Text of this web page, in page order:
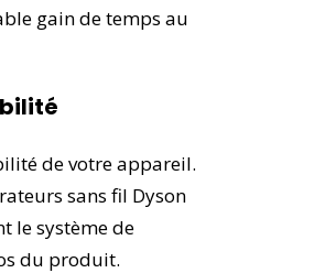
gain de temps au
de votre appareil.
sans fil Dyson
le système de
du produit.